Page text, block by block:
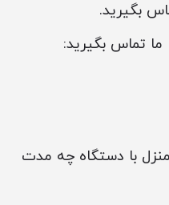
بگیرید.
ما تماس بگیرید:
با دستگاه چه مدت